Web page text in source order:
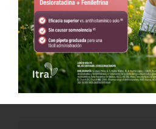
AÑADIR AL CALENDARIO